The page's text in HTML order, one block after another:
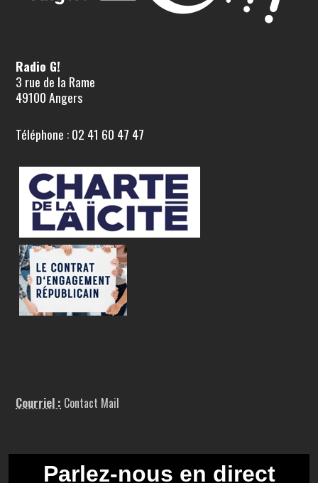
Radio G!
3 rue de la Rame
49100 Angers
Téléphone : 02 41 60 47 47
Courriel : Contact Mail